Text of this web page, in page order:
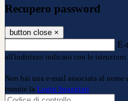
Recupero password
button close ×
E-
all'indirizzo indicato con le istruzioni
Non hai una e-mail associata al
tramite la Login Spaggiari